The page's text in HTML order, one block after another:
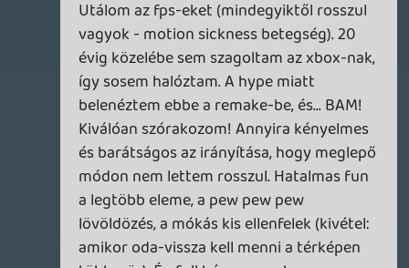
vitatom, bár én a PC nyílt kör alatt egy
kicsivel jobban tetszett az elődjénél az a 2-
3 óra amit rászántam ]
TheReturnOfDVM 2026.08.01 15:12:55
TheReturnOfDVM 2026.08.01 15:12:55
Kipróbáltam ezt a Mortal Shell II bétát, de
ez még mindig ugyanaz a tescós Souls,
mint az első rész, csak betették a karakter
seggébe a kamerát.
2026.08.01 09:13:55#216ba